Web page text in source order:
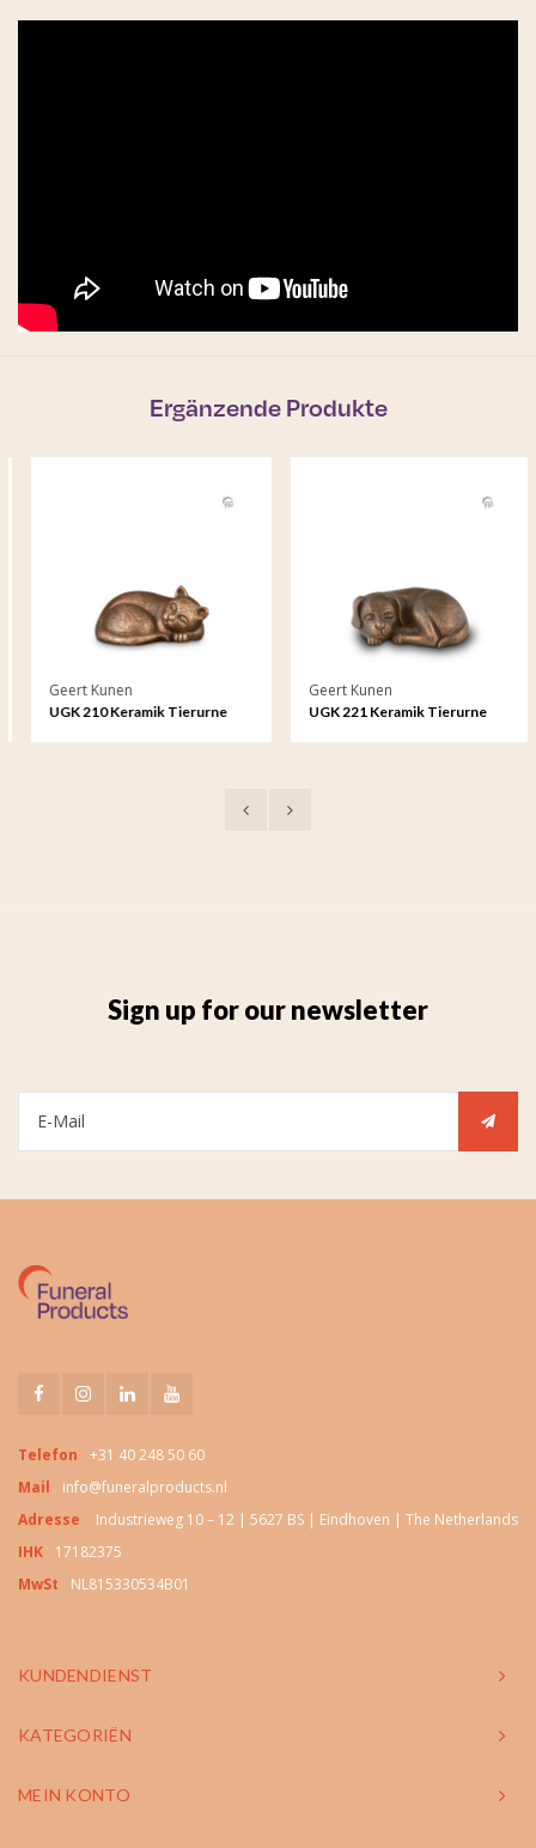
Ergänzende Produkte
Geert Kunen
UGK 210 Keramik Tierurne
Geert Kunen
UGK 221 Keramik Tierurne
Sign up for our newsletter
Telefon
+31 40 248 50 60
Mail
info@funeralproducts.nl
Adresse
Industrieweg 10 – 12 | 5627 BS | Eindhoven | The Netherlands
IHK
17182375
MwSt
NL815330534B01
KUNDENDIENST
KATEGORIËN
MEIN KONTO